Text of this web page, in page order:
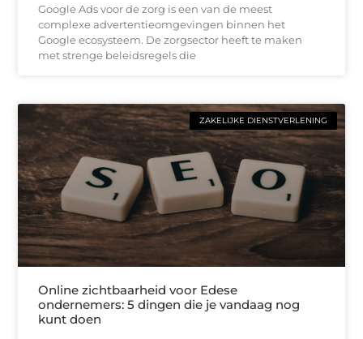
Google Ads voor de zorg is een van de meest
complexe advertentieomgevingen binnen het
Google ecosysteem. De zorgsector heeft te maken
met strenge beleidsregels die
ZAKELIJKE DIENSTVERLENING
Online zichtbaarheid voor Edese
ondernemers: 5 dingen die je vandaag nog
kunt doen